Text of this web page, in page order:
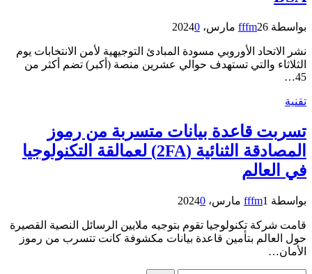
بواسطة fffm26 مارس، 2024 0
نشر الاتحاد الأوروبي مسودة المبادئ التوجيهية لأمن الانتخابات يوم
الثلاثاء والتي تستهدف حوالي عشرين منصة (أكبر) تضم أكثر من
45…
تقنية
تسربت قاعدة بيانات متسربة من رموز
المصادقة الثنائية (2FA) لعمالقة التكنولوجيا
في العالم
بواسطة fffm 1 مارس، 2024 0
قامت شركة تكنولوجيا تقوم بتوجيه ملايين الرسائل النصية القصيرة
حول العالم بتأمين قاعدة بيانات مكشوفة كانت تتسرب من رموز
الأمان…